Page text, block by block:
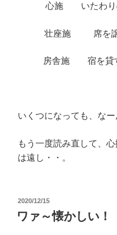
心施 いたわり
壮座施 席を譲
房舎施 宿を貸
いくつになっても、な
もう一度読み直して、
は遠し・・。
投
稿
日:
2020/12/15
ワァ～懐かしい！